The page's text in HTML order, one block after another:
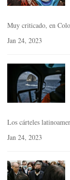
Muy criticado, en
Jan 24, 2023
Los cárteles
Jan 24, 2023